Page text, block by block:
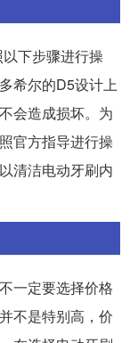
下步骤进行操
希尔的D5设计上
会造成损坏。为
官方指导进行操
清洁电动牙刷内
一定要选择价格
不是特别高，价